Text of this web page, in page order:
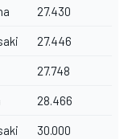
27.430
27.446
27.748
28.466
30.000